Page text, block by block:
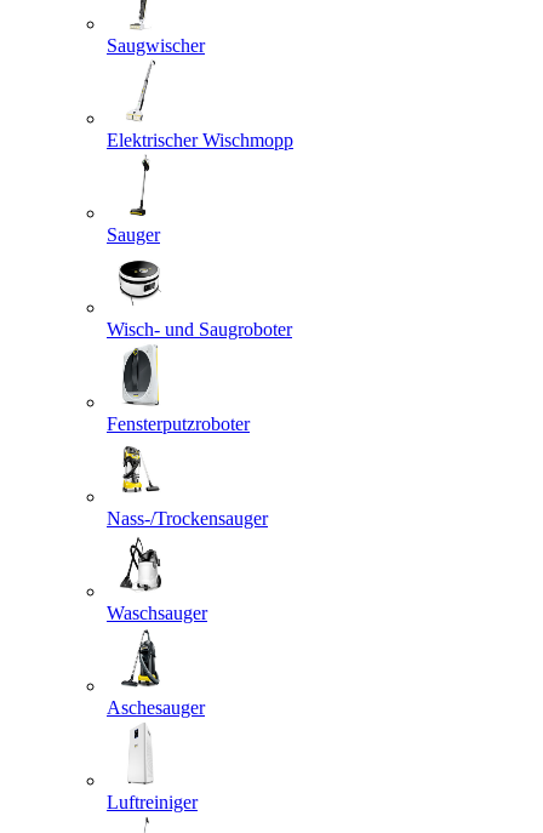
Saugwischer
Elektrischer Wischmopp
Sauger
Wisch- und Saugroboter
Fensterputzroboter
Nass-/Trockensauger
Waschsauger
Aschesauger
Luftreiniger